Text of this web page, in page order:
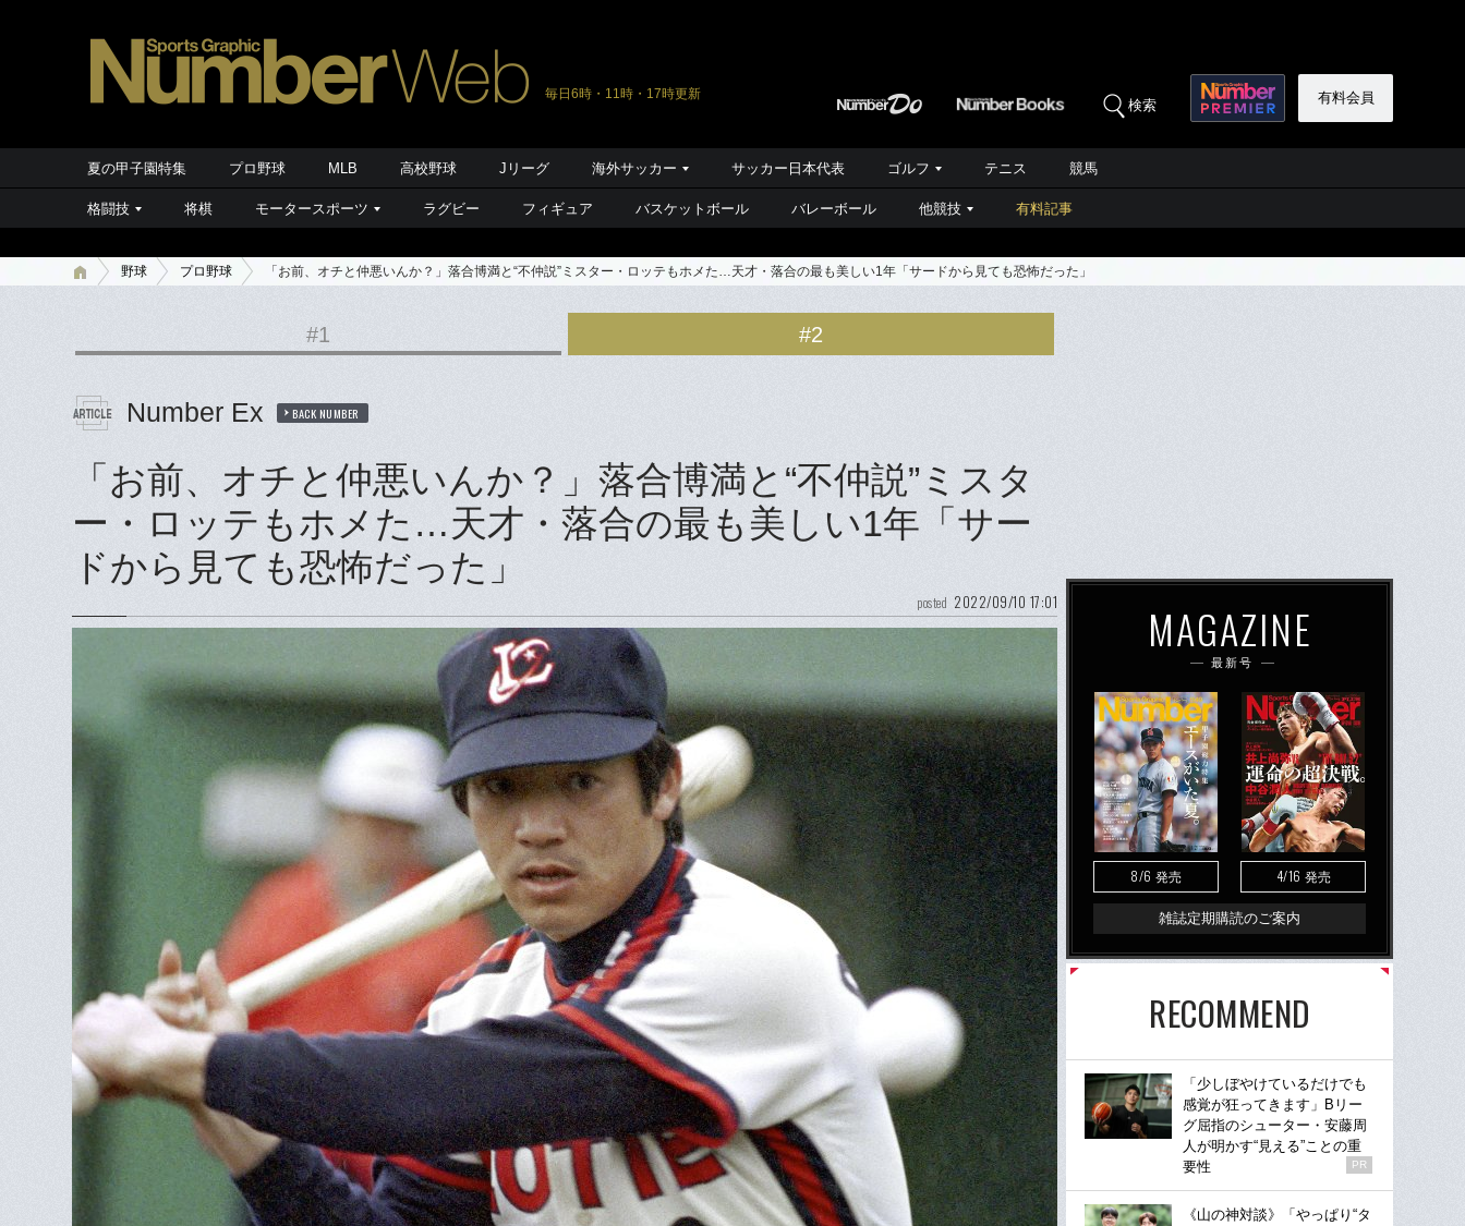
毎日6時・11時・17時更新
検索 有料会員
夏の甲子園特集 プロ野球 MLB 高校野球 Jリーグ 海外サッカー サッカー日本代表 ゴルフ テニス 競馬
格闘技 将棋 モータースポーツ ラグビー フィギュア バスケットボール バレーボール 他競技 有料記事
野球 プロ野球 「お前、オチと仲悪いんか？」落合博満と“不仲説”ミスター・ロッテもホメた…天才・落合の最も美しい1年「サードから見ても恐怖だった」
#1 #2
Number Ex BACK NUMBER
「お前、オチと仲悪いんか？」落合博満と“不仲説”ミスタ
ー・ロッテもホメた…天才・落合の最も美しい1年「サー
ドから見ても恐怖だった」
posted 2022/09/10 17:01 MAGAZINE
最新号
8/6 発売 4/16 発売
雑誌定期購読のご案内
RECOMMEND
「少しぼやけているだけでも
感覚が狂ってきます」Bリー
グ屈指のシューター・安藤周
人が明かす“見える”ことの重
要性
PR
《山の神対談》「やっぱり“タ